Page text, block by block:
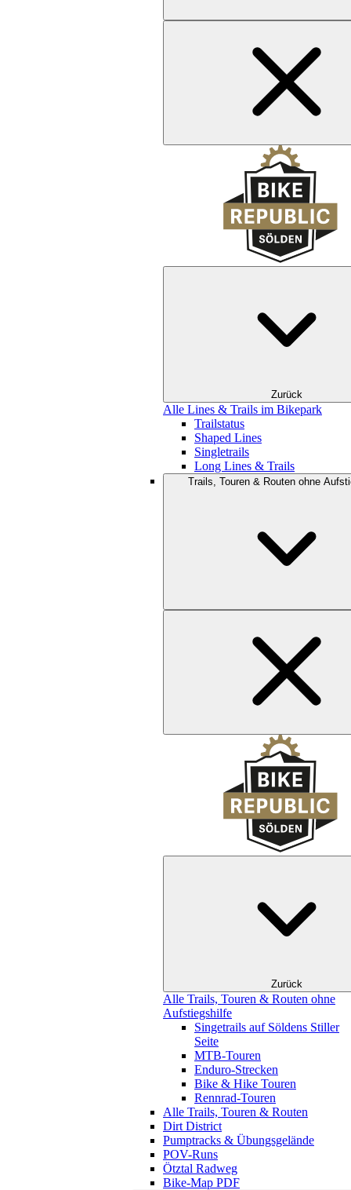
Zurück
Alle Lines & Trails im Bikepark
Trailstatus
Shaped Lines
Singletrails
Long Lines & Trails
Trails, Touren & Routen ohne
Zurück
Alle Trails, Touren & Routen ohne
Aufstiegshilfe
Singetrails auf Söldens Stiller
Seite
MTB-Touren
Enduro-Strecken
Bike & Hike Touren
Rennrad-Touren
Alle Trails, Touren & Routen
Dirt District
Pumptracks & Übungsgelände
POV-Runs
Ötztal Radweg
Bike-Map PDF